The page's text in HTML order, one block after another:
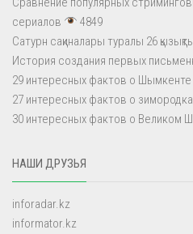
сериалов
4849
Сатурн сақиналары туралы 26
История создания первых
29 интересных фактов о Шымкенте
27 интересных фактов о
30 интересных фактов о Великом
НАШИ ДРУЗЬЯ
inforadar.kz
informator.kz